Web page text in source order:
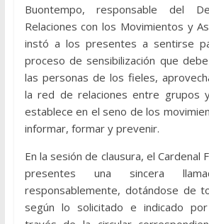
Buontempo, responsable del
Relaciones con los Movimientos y
instó a los presentes a sentirse
proceso de sensibilización que
las personas de los fieles,
la red de relaciones entre grupos
establece en el seno de los
informar, formar y prevenir.
En la sesión de clausura, el Cardenal
presentes una sincera
responsablemente, dotándose de
según lo solicitado e indicado